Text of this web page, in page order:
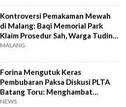
Kontroversi Pemakaman Mewah
di Malang: Baqi Memorial Park
Klaim Prosedur Sah, Warga Tuding
Manipulatif
MALANG
Forina Mengutuk Keras
Pembubaran Paksa Diskusi PLTA
Batang Toru: Menghambat
Kebebasan Bicara!
NEWS